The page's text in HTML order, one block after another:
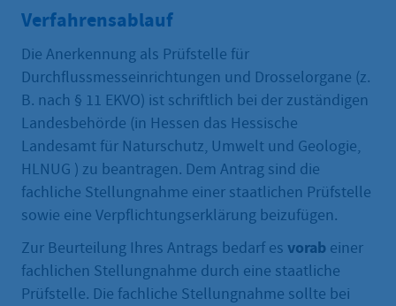
Verfahrensablauf
Die Anerkennung als Prüfstelle für
Durchflussmesseinrichtungen und Drosselorgane (z.
B. nach § 11 EKVO) ist schriftlich bei der zuständigen
Landesbehörde (in Hessen das Hessische
Landesamt für Naturschutz, Umwelt und Geologie,
HLNUG ) zu beantragen. Dem Antrag sind die
fachliche Stellungnahme einer staatlichen Prüfstelle
sowie eine Verpflichtungserklärung beizufügen.
Zur Beurteilung Ihres Antrags bedarf es vorab einer
fachlichen Stellungnahme durch eine staatliche
Prüfstelle. Die fachliche Stellungnahme sollte bei